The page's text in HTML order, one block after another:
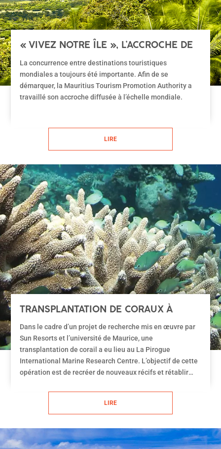
« VIVEZ NOTRE ÎLE », L’ACCROCHE DE
L’ÎLE MAURICE
La concurrence entre destinations touristiques
mondiales a toujours été importante. Afin de se
démarquer, la Mauritius Tourism Promotion Authority a
travaillé son accroche diffusée à l’échelle mondiale.
LIRE
TRANSPLANTATION DE CORAUX À
L’INITIATIVE DE LA PIROGUE
Dans le cadre d’un projet de recherche mis en œuvre par
Sun Resorts et l’université de Maurice, une
transplantation de corail a eu lieu au La Pirogue
International Marine Research Centre. L’objectif de cette
opération est de recréer de nouveaux récifs et rétablir
LIRE